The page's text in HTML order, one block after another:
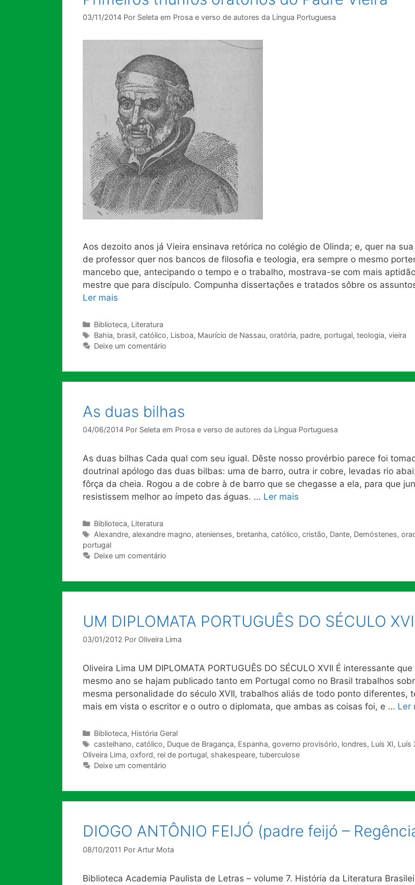
03/11/2014 Por Seleta em Prosa e verso de autores da Língua Portuguesa
Aos dezoito anos já Vieira ensinava retórica no colégio de Olinda; e, quer na
de professor quer nos bancos de filosofia e teologia, era sempre o mesmo
mancebo que, antecipando o tempo e o trabalho, mostrava-se com mais
mestre que para discípulo. Compunha dissertações e tratados sôbre os
Ler mais
Categorias
Biblioteca, Literatura
Tags
Bahia, brasil, católico, Lisboa, Maurício de Nassau, oratória, padre, portugal, teologia, vieira
Deixe um comentário
As duas bilhas
04/06/2014 Por Seleta em Prosa e verso de autores da Língua Portuguesa
As duas bilhas Cada qual com seu igual. Dêste nosso provérbio parece foi
doutrinal apólogo das duas bilbas: uma de barro, outra ir cobre, levadas rio
fôrça da cheia. Rogou a de cobre à de barro que se chegasse a ela, para que
resistissem melhor ao ímpeto das águas. … Ler mais
Categorias
Biblioteca, Literatura
Tags
Alexandre, alexandre magno, atenienses, bretanha, católico, cristão, Dante, Demóstenes,
portugal
Deixe um comentário
UM DIPLOMATA PORTUGUÊS DO SÉCULO
03/01/2012 Por Oliveira Lima
Oliveira Lima UM DIPLOMATA PORTUGUÊS DO SÉCULO XVII É interessante que
mesmo ano se hajam publicado tanto em Portugal como no Brasil trabalhos
mesma personalidade do século XVII, trabalhos aliás de todo ponto diferentes,
mais em vista o escritor e o outro o diplomata, que ambas as coisas foi, e … Ler
Categorias
Biblioteca, História Geral
Tags
castelhano, católico, Duque de Bragança, Espanha, governo provisório, londres, Luís XI, Luís
Oliveira Lima, oxford, rei de portugal, shakespeare, tuberculose
Deixe um comentário
DIOGO ANTÔNIO FEIJÓ (padre feijó –
08/10/2011 Por Artur Mota
Biblioteca Academia Paulista de Letras – volume 7. História da Literatura